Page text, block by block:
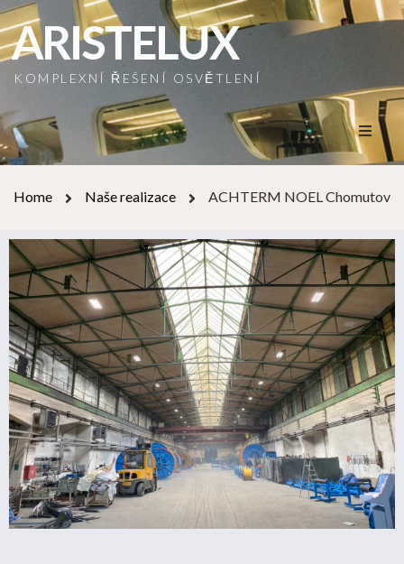
ARISTELUX
KOMPLEXNÍ ŘEŠENÍ OSVĚTLENÍ
Naše služby
Naše realizace
Naši partneři
Novinky
Kontakt
Home Naše realizace ACHTERM NOEL Chomutov